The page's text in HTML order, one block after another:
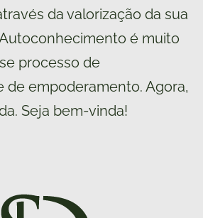
da valorização da sua
é muito
processo de
de empoderamento. Agora,
Seja bem-vinda!